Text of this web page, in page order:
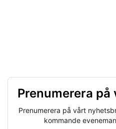
Prenumerera
Prenumerera på vårt
kommande